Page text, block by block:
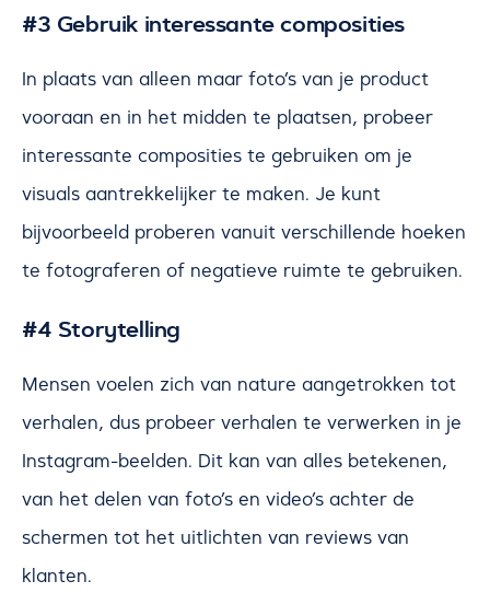
#3 Gebruik interessante composities
In plaats van alleen maar foto’s van je product
vooraan en in het midden te plaatsen, probeer
interessante composities te gebruiken om je
visuals aantrekkelijker te maken. Je kunt
bijvoorbeeld proberen vanuit verschillende hoeken
te fotograferen of negatieve ruimte te gebruiken.
#4 Storytelling
Mensen voelen zich van nature aangetrokken tot
verhalen, dus probeer verhalen te verwerken in je
Instagram-beelden. Dit kan van alles betekenen,
van het delen van foto’s en video’s achter de
schermen tot het uitlichten van reviews van
klanten.